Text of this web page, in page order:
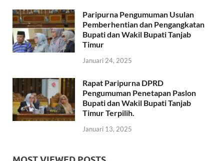
Paripurna Pengumuman Usulan
Pemberhentian dan Pengangkatan
Bupati dan Wakil Bupati Tanjab
Timur
Januari 24, 2025
Rapat Paripurna DPRD
Pengumuman Penetapan Paslon
Bupati dan Wakil Bupati Tanjab
Timur Terpilih.
Januari 13, 2025